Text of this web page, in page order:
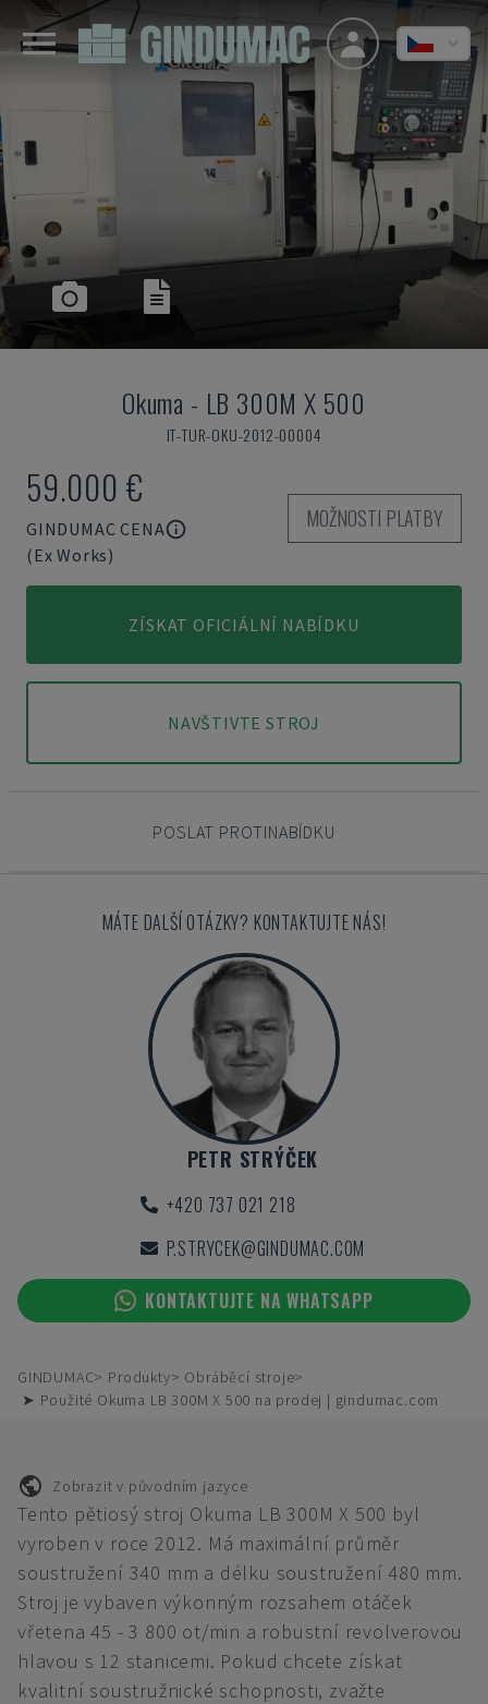
Okuma - LB 300M X 500
IT-TUR-OKU-2012-00004
59.000 €
GINDUMAC CENA
(Ex Works)
MOŽNOSTI PLATBY
ZÍSKAT OFICIÁLNÍ NABÍDKU
NAVŠTIVTE STROJ
POSLAT PROTINABÍDKU
MÁTE DALŠÍ OTÁZKY? KONTAKTUJTE NÁS!
PETR STRÝČEK
+420 737 021 218
P.STRYCEK@GINDUMAC.COM
KONTAKTUJTE NA WHATSAPP
GINDUMAC Produkty
Obráběcí stroje
➤ Použité Okuma LB 300M X 500 na prodej | gindumac.com
Zobrazit v původním jazyce
Tento pětiosý stroj Okuma LB 300M X 500 byl
vyroben v roce 2012. Má maximální průměr
soustružení 340 mm a délku soustružení 480 mm.
Stroj je vybaven výkonným rozsahem otáček
vřetena 45 - 3 800 ot/min a robustní revolverovou
hlavou s 12 stanicemi. Pokud chcete získat
kvalitní soustružnické schopnosti, zvažte